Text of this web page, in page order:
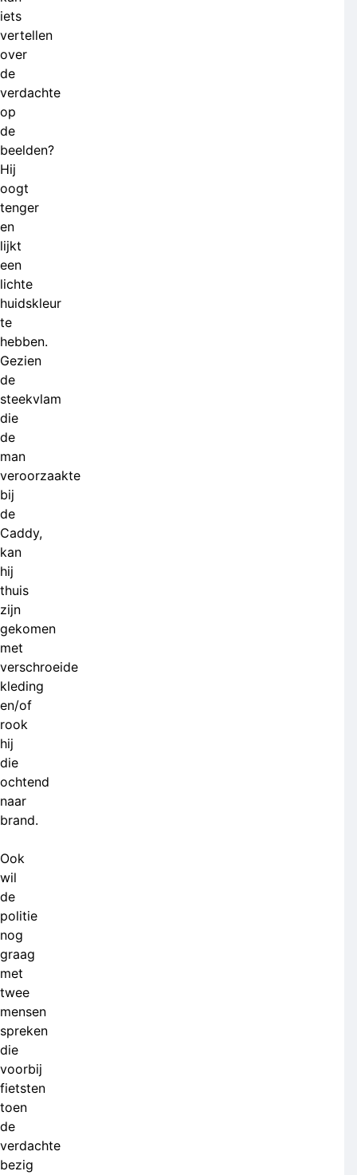
iets
vertellen
over
de
verdachte
op
de
beelden?
Hij
oogt
tenger
en
lijkt
een
lichte
huidskleur
te
hebben.
Gezien
de
steekvlam
die
de
man
veroorzaakte
bij
de
Caddy,
kan
hij
thuis
zijn
gekomen
met
verschroeide
kleding
en/of
rook
hij
die
ochtend
naar
brand.
Ook
wil
de
politie
nog
graag
met
twee
mensen
spreken
die
voorbij
fietsten
toen
de
verdachte
bezig